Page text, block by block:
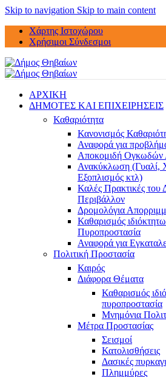
Skip to navigation Skip to main content
Χάρτης Ιστοχώρου
Χρήσιμοι Σύνδεσμοι
ΑΡΧΙΚΗ
ΔΗΜΟΤΕΣ ΚΑΙ ΕΠΙΧΕΙΡΗΣΕΙΣ
Καθαριότητα
Κανονισμός
Αναφορά για
Αποκομιδή Ογκωδών
Ανακύκλωση (Γυαλί,
Εξοπλισμός κτλ)
Καλές Πρακτικές του
Περιβάλλον
Δρομολόγια
Καθαρισμός
Πυροπροστασία
Αναφορά για
Πολιτική Προστασία
Καιρός
Διάφορα Θέματα
Καθαρισμός
πυροπροστασία
Μνημόνια
Μέτρα Προστασίας
Σεισμοί
Κατολισθήσεις
Δασικές
Πλημμύρες